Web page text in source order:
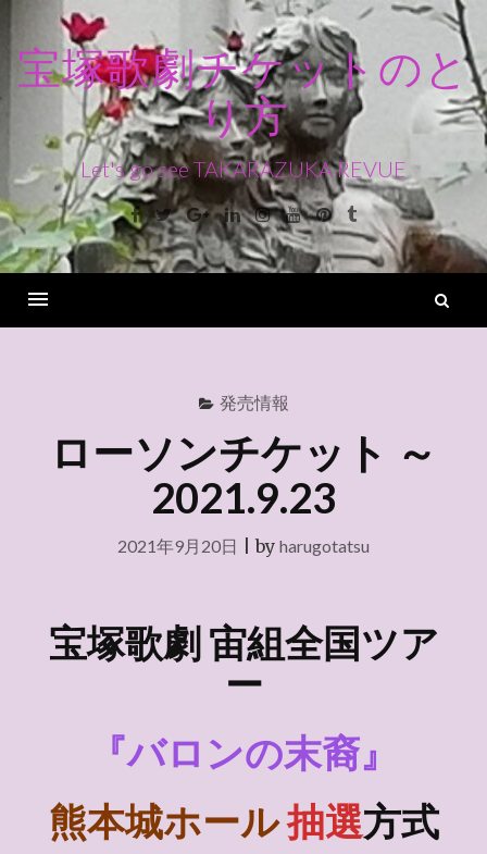
ン
ス
キ
ッ
宝塚歌劇チケットのと
り方
Let's go see TAKARAZUKA REVUE
Facebook
TwitterGoogle+LinkedinInstagram
YoutubePinterest
Tumblr
発売情報
ローソンチケット ～
2021.9.23
2021年9月20日 |by harugotatsu
宝塚歌劇 宙組全国ツア
ー
『バロンの末裔』
熊本城ホール抽選方式